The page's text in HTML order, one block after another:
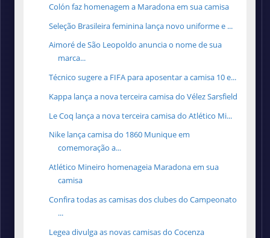
Colón faz homenagem a Maradona em sua camisa
Seleção Brasileira feminina lança novo uniforme e ...
Aimoré de São Leopoldo anuncia o nome de sua
marca...
Técnico sugere a FIFA para aposentar a camisa 10 e...
Kappa lança a nova terceira camisa do Vélez Sarsfield
Le Coq lança a nova terceira camisa do Atlético Mi...
Nike lança camisa do 1860 Munique em
comemoração a...
Atlético Mineiro homenageia Maradona em sua
camisa
Confira todas as camisas dos clubes do Campeonato
...
Legea divulga as novas camisas do Cocenza